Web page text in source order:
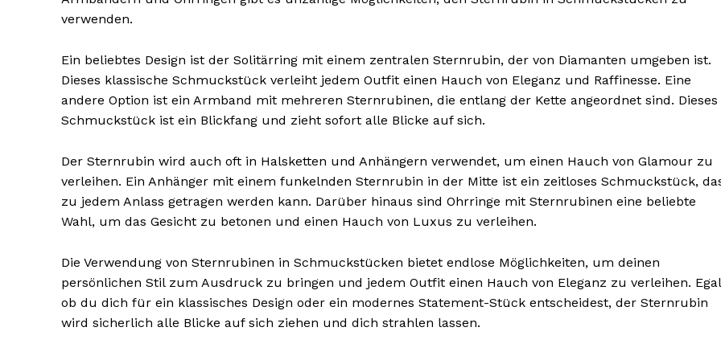
verwenden.
Ein beliebtes Design ist der Solitärring mit einem zentralen Sternrubin, der von Diamanten umgeben ist.
Dieses klassische Schmuckstück verleiht jedem Outfit einen Hauch von Eleganz und Raffinesse. Eine
andere Option ist ein Armband mit mehreren Sternrubinen, die entlang der Kette angeordnet sind. Dieses
Schmuckstück ist ein Blickfang und zieht sofort alle Blicke auf sich.
Der Sternrubin wird auch oft in Halsketten und Anhängern verwendet, um einen Hauch von Glamour zu
verleihen. Ein Anhänger mit einem funkelnden Sternrubin in der Mitte ist ein zeitloses Schmuckstück,
zu jedem Anlass getragen werden kann. Darüber hinaus sind Ohrringe mit Sternrubinen eine beliebte
Wahl, um das Gesicht zu betonen und einen Hauch von Luxus zu verleihen.
Die Verwendung von Sternrubinen in Schmuckstücken bietet endlose Möglichkeiten, um deinen
persönlichen Stil zum Ausdruck zu bringen und jedem Outfit einen Hauch von Eleganz zu verleihen.
ob du dich für ein klassisches Design oder ein modernes Statement-Stück entscheidest, der Sternrubin
wird sicherlich alle Blicke auf sich ziehen und dich strahlen lassen.